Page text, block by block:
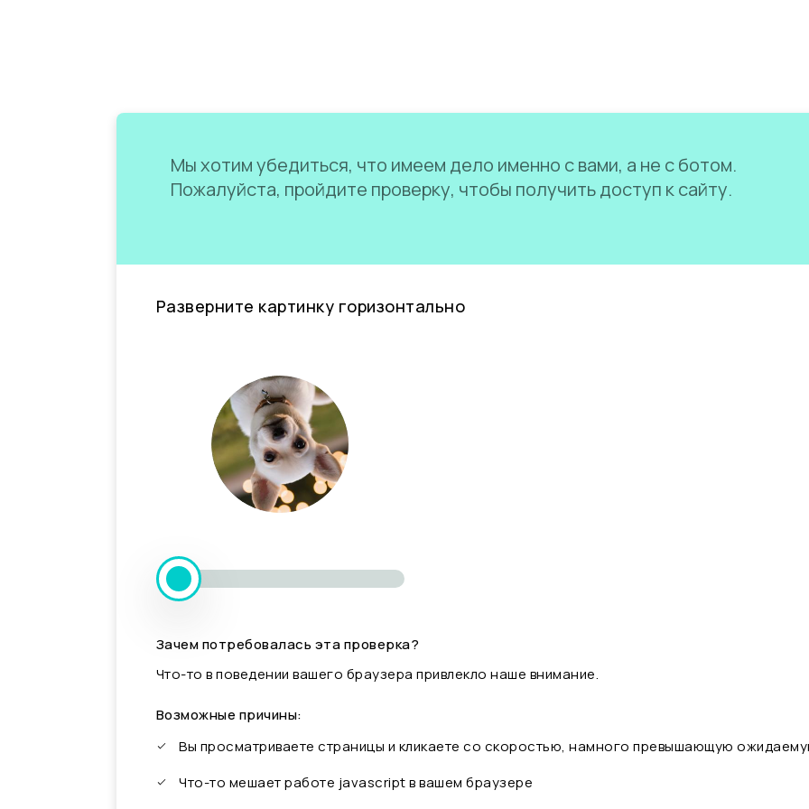
Мы хотим убедиться, что имеем дело именно с вами, а не с ботом.
Пожалуйста, пройдите проверку, чтобы получить доступ к сайту.
Разверните картинку горизонтально
Зачем потребовалась эта проверка?
Что-то в поведении вашего браузера привлекло наше внимание.
Возможные причины:
Вы просматриваете страницы и кликаете со скоростью, намного превышающую
Что-то мешает работе javascript в вашем браузере